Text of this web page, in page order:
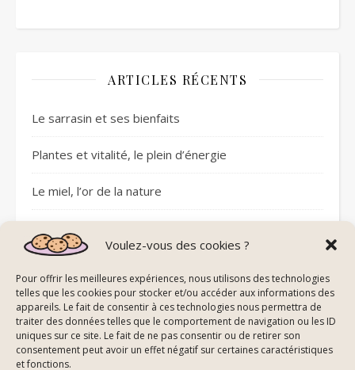
Voulez-vous des cookies ?
Pour offrir les meilleures expériences, nous utilisons des technologies
telles que les cookies pour stocker et/ou accéder aux informations des
appareils. Le fait de consentir à ces technologies nous permettra de
traiter des données telles que le comportement de navigation ou les ID
uniques sur ce site. Le fait de ne pas consentir ou de retirer son
consentement peut avoir un effet négatif sur certaines caractéristiques
et fonctions.
ARTICLES RÉCENTS
Le sarrasin et ses bienfaits
Plantes et vitalité, le plein d’énergie
Le miel, l’or de la nature
© All Right Reserved Energie De La Nature